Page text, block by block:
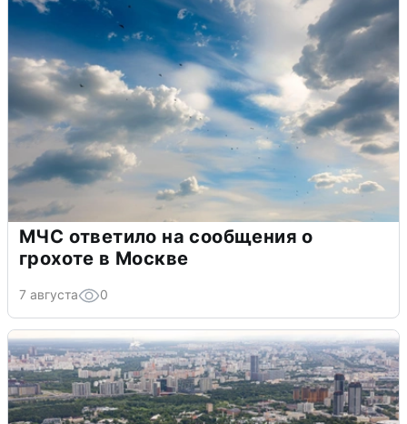
МЧС ответило на сообщения о
грохоте в Москве
7 августа 0